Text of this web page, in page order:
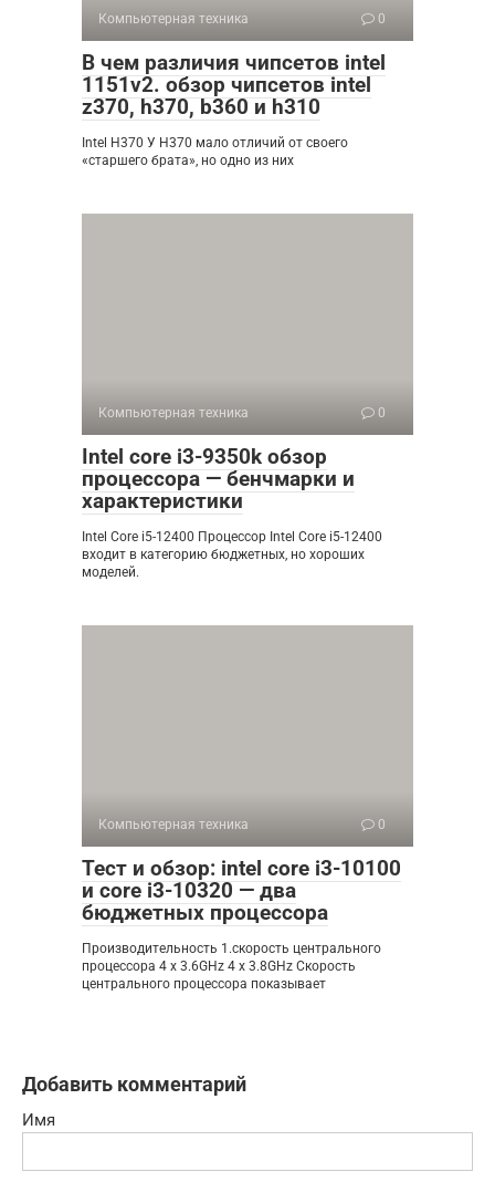
Компьютерная техника 0
В чем различия чипсетов intel
1151v2. обзор чипсетов intel
z370, h370, b360 и h310
Intel H370 У H370 мало отличий от своего
«старшего брата», но одно из них
Компьютерная техника 0
Intel core i3-9350k обзор
процессора — бенчмарки и
характеристики
Intel Core i5-12400 Процессор Intel Core i5-12400
входит в категорию бюджетных, но хороших
моделей.
Компьютерная техника 0
Тест и обзор: intel core i3-10100
и core i3-10320 — два
бюджетных процессора
Производительность 1.скорость центрального
процессора 4 x 3.6GHz 4 x 3.8GHz Скорость
центрального процессора показывает
Добавить комментарий
Имя